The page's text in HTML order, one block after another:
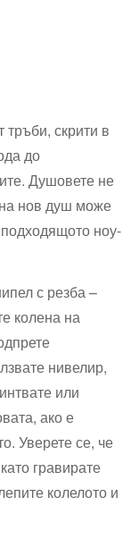
скрити в
до
Душовете не
нов душ може
ноу-
с резба –
колена на
нивелир,
или
ако е
Уверете се, че
гравирате
колелото и